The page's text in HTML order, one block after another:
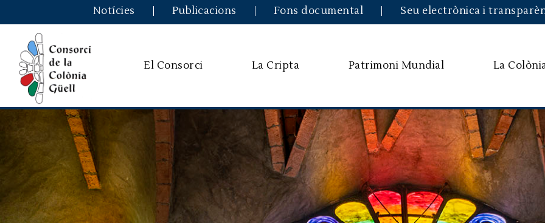
Skip to main content
Notícies Publicacions Fons documental Seu electrònica i
El Consorci La Cripta Patrimoni Mundial La